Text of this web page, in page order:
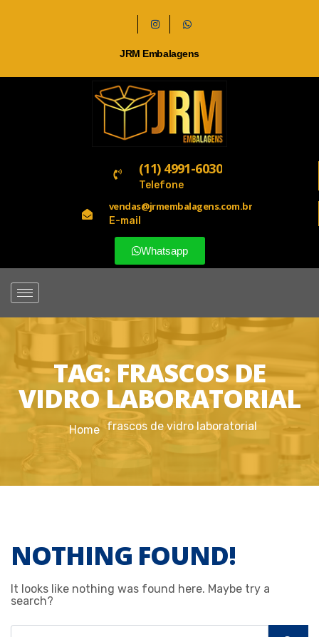
JRM Embalagens
(11) 4991-6030
Telefone
vendas@jrmembalagens.com.br
E-mail
Whatsapp
TAG:FRASCOS DE
VIDRO LABORATORIAL
Home frascos de vidro laboratorial
NOTHING FOUND!
It looks like nothing was found here. Maybe try a
search?